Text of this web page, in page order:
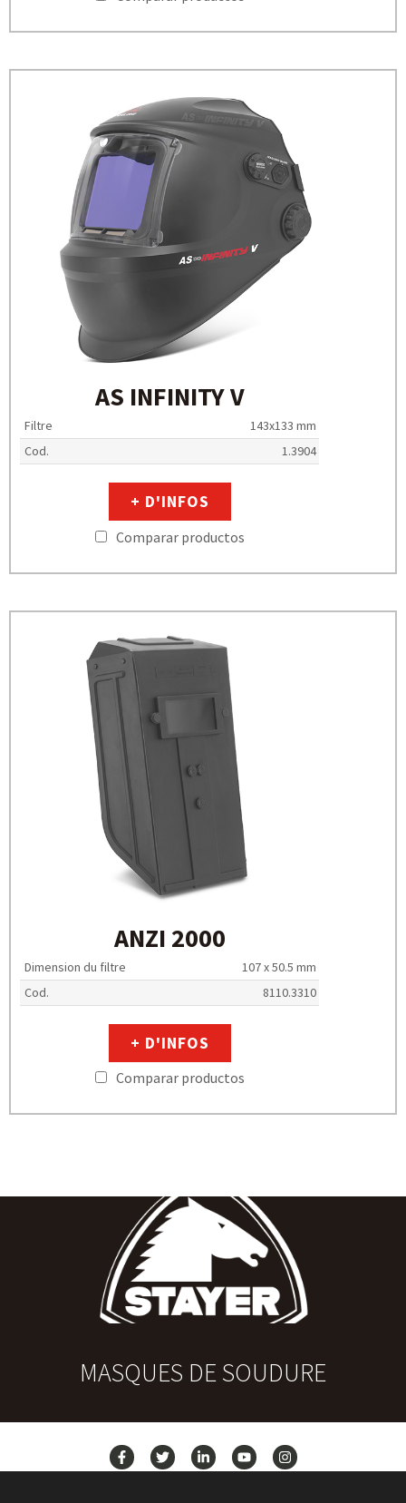
AS INFINITY V
Filtre
143x133 mm
Cod.
1.3904
+ D'INFOS
Comparar productos
ANZI 2000
Dimension du filtre
107 x 50.5 mm
Cod.
8110.3310
+ D'INFOS
Comparar productos
MASQUES DE SOUDURE